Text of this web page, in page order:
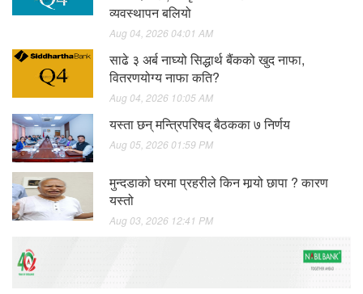
व्यवस्थापन बलियो
Aug 04, 2026 04:01 AM
साढे ३ अर्ब नाघ्यो सिद्धार्थ बैंकको खुद नाफा,
वितरणयोग्य नाफा कति?
Aug 04, 2026 10:05 AM
यस्ता छन् मन्त्रिपरिषद् बैठकका ७ निर्णय
Aug 05, 2026 01:59 PM
मुन्दडाको घरमा प्रहरीले किन मार्‍यो छापा ? कारण
यस्तो
Aug 03, 2026 12:41 PM